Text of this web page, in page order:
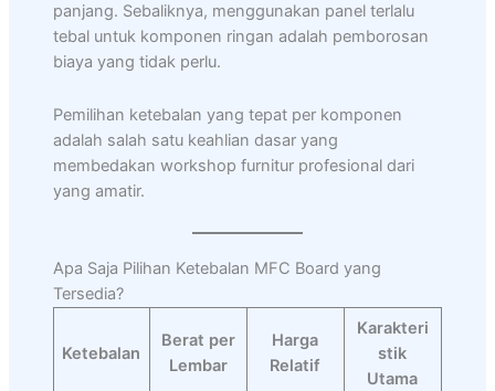
panjang. Sebaliknya, menggunakan panel terlalu
tebal untuk komponen ringan adalah pemborosan
biaya yang tidak perlu.
Pemilihan ketebalan yang tepat per komponen
adalah salah satu keahlian dasar yang
membedakan workshop furnitur profesional dari
yang amatir.
Apa Saja Pilihan Ketebalan MFC Board yang
Tersedia?
Ketebalan
Berat per
Lembar
Harga
Relatif
Karakteri
stik
Utama